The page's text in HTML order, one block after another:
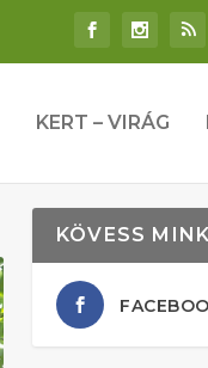
KERT – VIRÁG
KÖVESS